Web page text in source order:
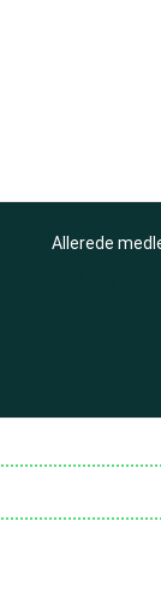
Allerede